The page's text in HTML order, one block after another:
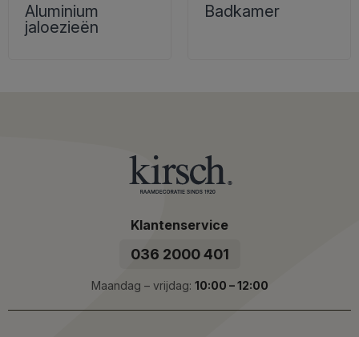
Aluminium
jaloezieën
Badkamer
Klantenservice
036 2000 401
Maandag – vrijdag: 10:00 – 12:00